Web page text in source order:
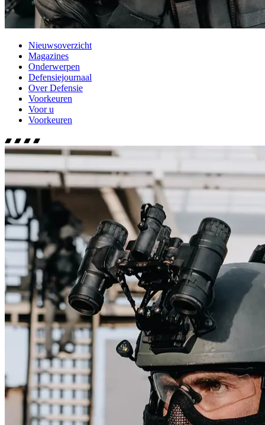
Nieuwsoverzicht
Magazines
Onderwerpen
Defensiejournaal
Over Defensie
Voorkeuren
Voor u
Voorkeuren